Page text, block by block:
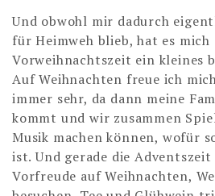
Und obwohl mir dadurch
für Heimweh blieb, hat es
Vorweihnachtszeit ein kleines
Auf Weihnachten freue ich
immer sehr, da dann meine
kommt und wir zusammen
Musik machen können, wofür
ist. Und gerade die
Vorfreude auf Weihnachten,